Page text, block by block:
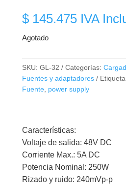
$145.475 IVA
Agotado
SKU: GL-32 Categorías:
Fuentes y adaptadores
Fuente, power supply
Características:
Voltaje de salida: 48V DC
Corriente Max.: 5A DC
Potencia Nominal: 250W
Rizado y ruido: 240mVp-p